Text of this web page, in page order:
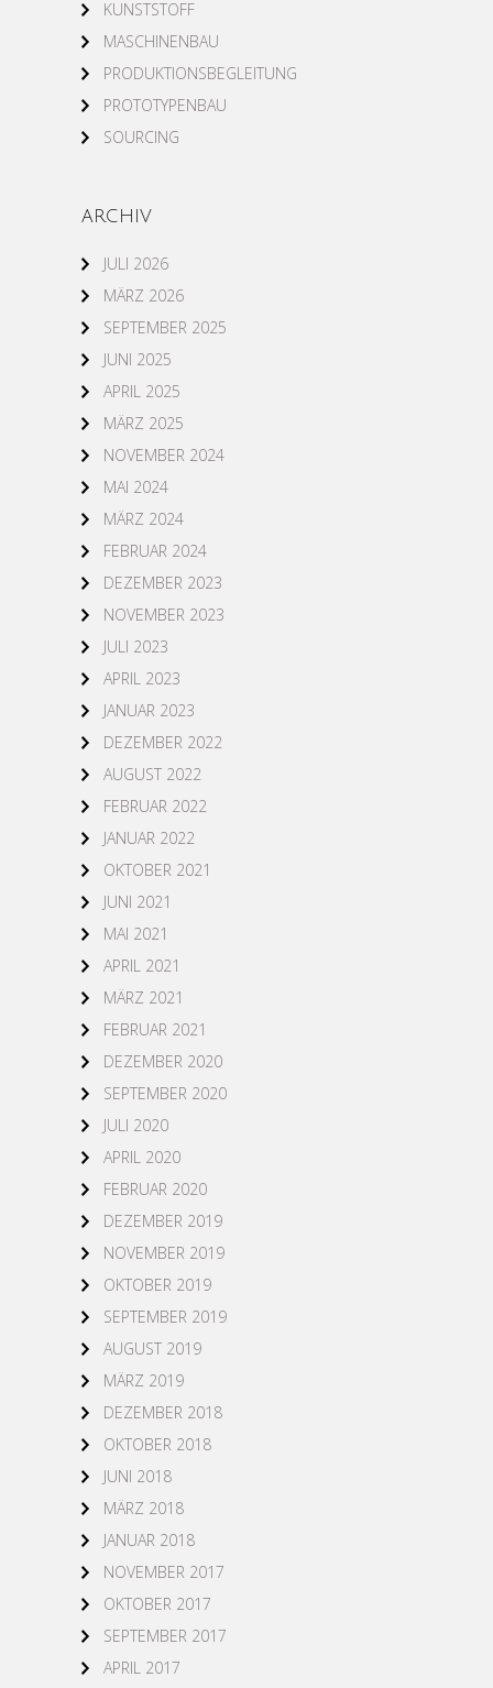
KUNSTSTOFF
MASCHINENBAU
PRODUKTIONSBEGLEITUNG
PROTOTYPENBAU
SOURCING
ARCHIV
JULI 2026
MÄRZ 2026
SEPTEMBER 2025
JUNI 2025
APRIL 2025
MÄRZ 2025
NOVEMBER 2024
MAI 2024
MÄRZ 2024
FEBRUAR 2024
DEZEMBER 2023
NOVEMBER 2023
JULI 2023
APRIL 2023
JANUAR 2023
DEZEMBER 2022
AUGUST 2022
FEBRUAR 2022
JANUAR 2022
OKTOBER 2021
JUNI 2021
MAI 2021
APRIL 2021
MÄRZ 2021
FEBRUAR 2021
DEZEMBER 2020
SEPTEMBER 2020
JULI 2020
APRIL 2020
FEBRUAR 2020
DEZEMBER 2019
NOVEMBER 2019
OKTOBER 2019
SEPTEMBER 2019
AUGUST 2019
MÄRZ 2019
DEZEMBER 2018
OKTOBER 2018
JUNI 2018
MÄRZ 2018
JANUAR 2018
NOVEMBER 2017
OKTOBER 2017
SEPTEMBER 2017
APRIL 2017